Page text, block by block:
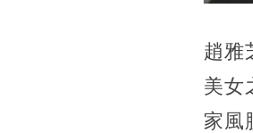
趙雅
美女
家風